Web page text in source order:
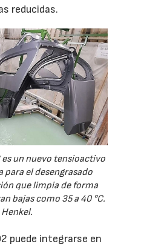
reducidas.
un nuevo tensioactivo
el desengrasado
que limpia de forma
bajas como 35 a 40 °C.
puede integrarse en